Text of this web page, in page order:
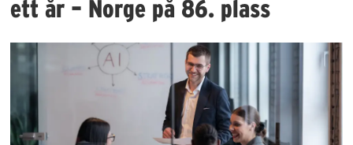
ett år – Norge på 86. plass